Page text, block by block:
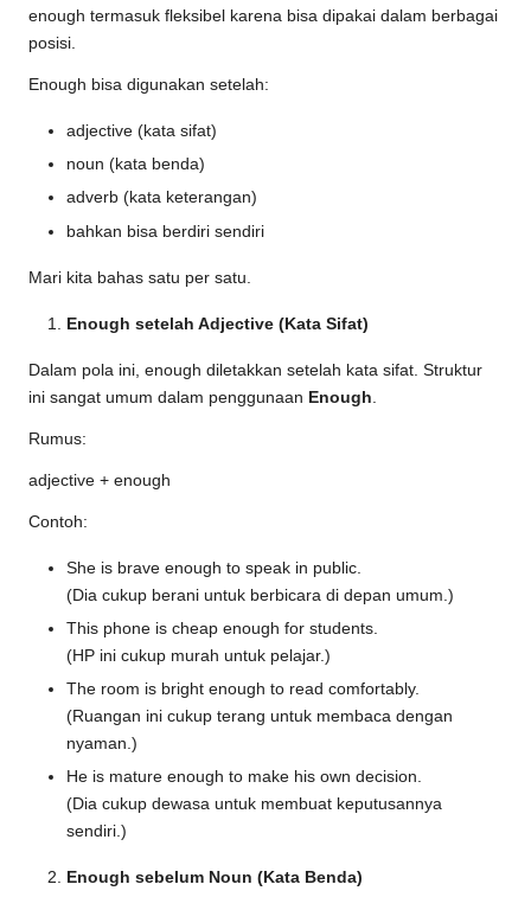
enough termasuk fleksibel karena bisa dipakai dalam berbagai
posisi.
Enough bisa digunakan setelah:
adjective (kata sifat)
noun (kata benda)
adverb (kata keterangan)
bahkan bisa berdiri sendiri
Mari kita bahas satu per satu.
Enough setelah Adjective (Kata Sifat)
Dalam pola ini, enough diletakkan setelah kata sifat. Struktur
ini sangat umum dalam penggunaan Enough
Rumus:
adjective + enough
Contoh:
She is brave enough to speak in public.
(Dia cukup berani untuk berbicara di depan umum.)
This phone is cheap enough for students.
(HP ini cukup murah untuk pelajar.)
The room is bright enough to read comfortably.
(Ruangan ini cukup terang untuk membaca dengan
nyaman.)
He is mature enough to make his own decision.
(Dia cukup dewasa untuk membuat keputusannya
sendiri.)
Enough sebelum Noun (Kata Benda)